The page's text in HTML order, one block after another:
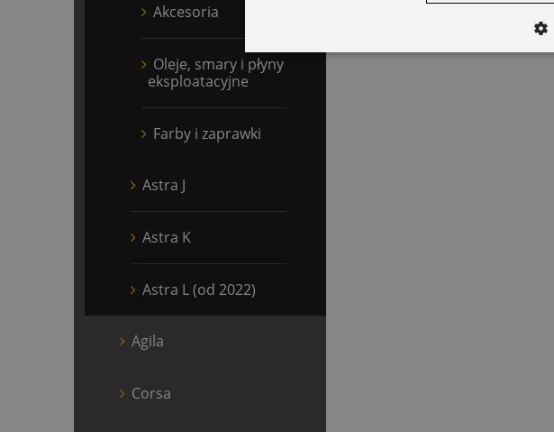
Akcesoria
Oleje, smary i płyny
eksploatacyjne
Farby i zaprawki
Astra J
Astra K
Astra L (od 2022)
Agila
Corsa